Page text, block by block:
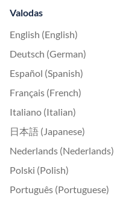
Valodas
English (English)
Deutsch (German)
Español (Spanish)
Français (French)
Italiano (Italian)
日本語 (Japanese)
Nederlands (Nederlands)
Polski (Polish)
Português (Portuguese)